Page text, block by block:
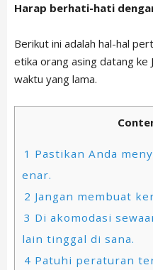
Harap berhati-hati
Berikut ini adalah hal-hal
etika orang asing datang ke
waktu yang lama.
1 Pastikan Anda
enar.
2 Jangan membuat
3 Di akomodasi
lain tinggal di sana.
4 Patuhi peraturan